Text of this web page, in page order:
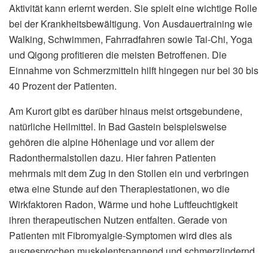
Aktivität kann erlernt werden. Sie spielt eine wichtige Rolle
bei der Krankheitsbewältigung. Von Ausdauertraining wie
Walking, Schwimmen, Fahrradfahren sowie Tai-Chi, Yoga
und Qigong profitieren die meisten Betroffenen. Die
Einnahme von Schmerzmitteln hilft hingegen nur bei 30 bis
40 Prozent der Patienten.
Am Kurort gibt es darüber hinaus meist ortsgebundene,
natürliche Heilmittel. In Bad Gastein beispielsweise
gehören die alpine Höhenlage und vor allem der
Radonthermalstollen dazu. Hier fahren Patienten
mehrmals mit dem Zug in den Stollen ein und verbringen
etwa eine Stunde auf den Therapiestationen, wo die
Wirkfaktoren Radon, Wärme und hohe Luftfeuchtigkeit
ihren therapeutischen Nutzen entfalten. Gerade von
Patienten mit Fibromyalgie-Symptomen wird dies als